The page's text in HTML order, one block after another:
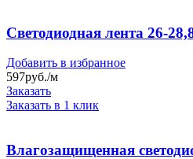
Светодиодная лента 26-
Добавить в избранное
597руб./м
Заказать
Заказать в 1 клик
Влагозащищенная